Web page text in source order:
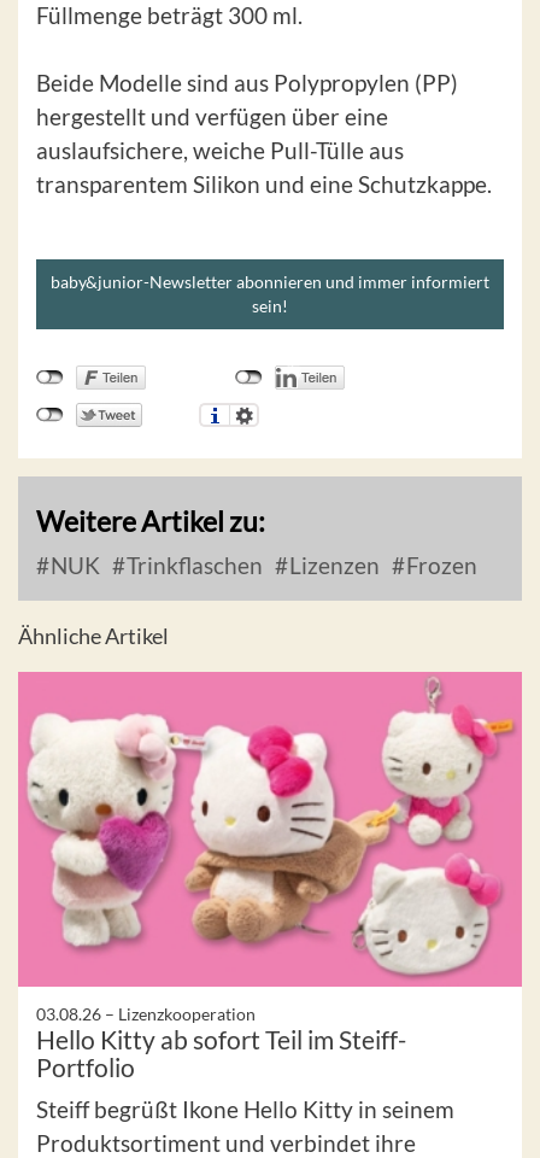
Füllmenge beträgt 300 ml.
Beide Modelle sind aus Polypropylen (PP)
hergestellt und verfügen über eine
auslaufsichere, weiche Pull-Tülle aus
transparentem Silikon und eine Schutzkappe.
baby&junior-Newsletter abonnieren und immer informiert
sein!
Weitere Artikel zu:
NUK Trinkflaschen Lizenzen Frozen
Ähnliche Artikel
03.08.26 – Lizenzkooperation
Hello Kitty ab sofort Teil im Steiff-
Portfolio
Steiff begrüßt Ikone Hello Kitty in seinem
Produktsortiment und verbindet ihre